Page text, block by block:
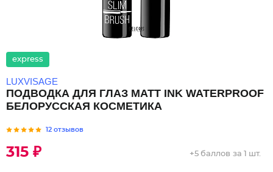
express
LUXVISAGE
ПОДВОДКА ДЛЯ ГЛАЗ MATT INK WATERPROOF
БЕЛОРУССКАЯ КОСМЕТИКА
12 отзывов
315 ₽ +5 баллов за 1 шт.